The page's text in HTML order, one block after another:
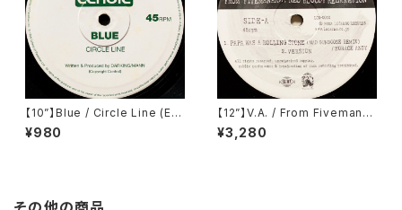
【10”】Blue / Circle Line (Em
issions Echoic) (PT018)
¥980
【12”】V.A. / From Fivemanar
my Neo Bloody Relaxation
(Locarno Records) (LCN-0
¥3,280